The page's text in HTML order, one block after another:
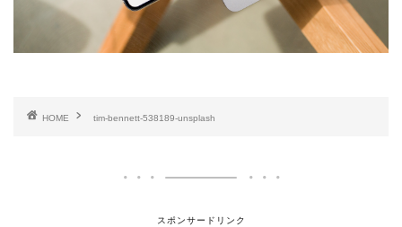
HOME tim-bennett-538189-unsplash
スポンサードリンク